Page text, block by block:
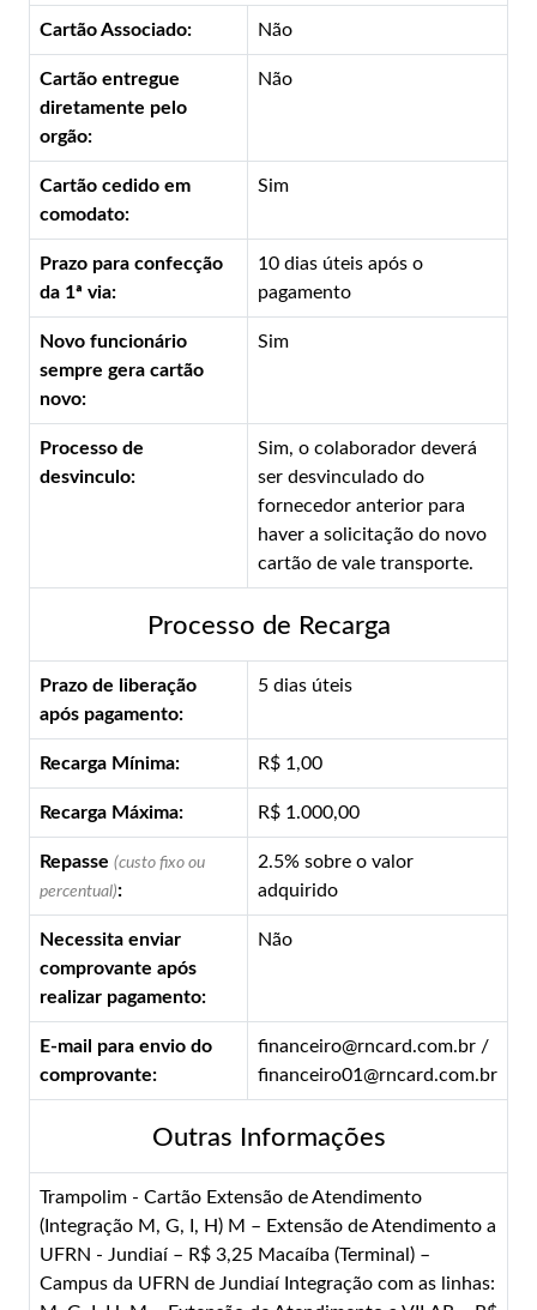
Cartão Associado: Não
Cartão entregue
diretamente pelo
orgão:
Não
Cartão cedido em
comodato:
Sim
Prazo para confecção
da 1ª via:
10 dias úteis após o
pagamento
Novo funcionário
sempre gera cartão
novo:
Sim
Processo de
desvinculo:
Sim, o colaborador deverá
ser desvinculado do
fornecedor anterior para
haver a solicitação do novo
cartão de vale transporte.
Processo de Recarga
Prazo de liberação
após pagamento:
5 dias úteis
Recarga Mínima: R$ 1,00
Recarga Máxima: R$ 1.000,00
Repasse (custo fixo ou
percentual):
2.5% sobre o valor
adquirido
Necessita enviar
comprovante após
realizar pagamento:
Não
E-mail para envio do
comprovante:
financeiro@rncard.com.br /
financeiro01@rncard.com.br
Outras Informações
Trampolim - Cartão Extensão de Atendimento
(Integração M, G, I, H) M – Extensão de Atendimento a
UFRN - Jundiaí – R$ 3,25 Macaíba (Terminal) –
Campus da UFRN de Jundiaí Integração com as linhas: